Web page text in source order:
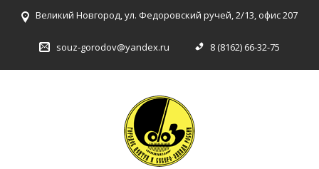
Великий Новгород, ул. Федоровский ручей, 2/13, офис 207
souz-gorodov@yandex.ru 8 (8162) 66-32-75